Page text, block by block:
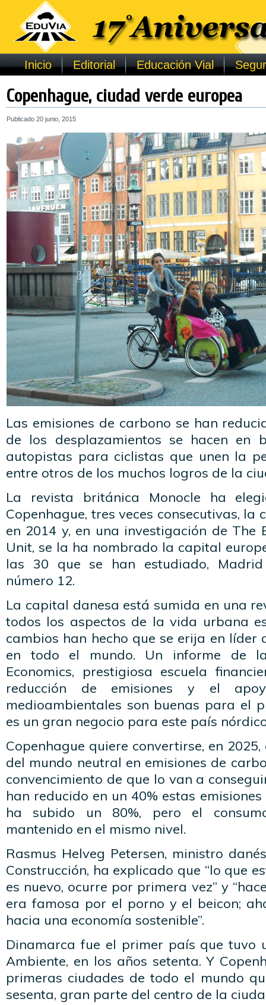
Inicio Editorial Educación Vial
Copenhague, ciudad verde europea
Publicado 20 junio, 2015
Las emisiones de carbono se han
de los desplazamientos se hacen en
autopistas para ciclistas que unen la
entre otros de los muchos logros de la
La revista británica Monocle ha
Copenhague, tres veces consecutivas, la
en 2014 y, en una investigación de The
Unit, se la ha nombrado la capital
las 30 que se han estudiado,
número 12.
La capital danesa está sumida en una
todos los aspectos de la vida urbana
cambios han hecho que se erija en líder
en todo el mundo. Un informe de
Economics, prestigiosa escuela
reducción de emisiones y el
medioambientales son buenas para el
es un gran negocio para este país
Copenhague quiere convertirse, en
del mundo neutral en emisiones de
convencimiento de que lo van a
han reducido en un 40% estas emisiones
ha subido un 80%, pero el
mantenido en el mismo nivel.
Rasmus Helveg Petersen, ministro
Construcción, ha explicado que “lo que
es nuevo, ocurre por primera vez” y
era famosa por el porno y el beicon;
hacia una economía sostenible”.
Dinamarca fue el primer país que tuvo
Ambiente, en los años setenta. Y
primeras ciudades de todo el mundo
sesenta, gran parte del centro de la